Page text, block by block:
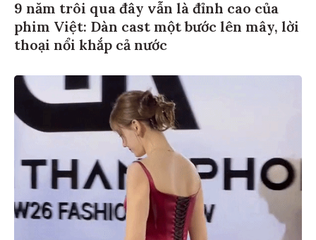
9 năm trôi qua đây vẫn là đỉnh cao của
phim Việt: Dàn cast một bước lên mây, lời
thoại nổi khắp cả nước